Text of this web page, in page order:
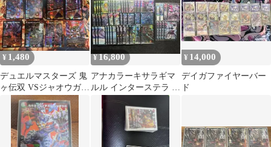
¥ 1,480
デュエルマスターズ 鬼
ヶ伝双 VSジャオウガ
その他 まとめ売り
¥16,800
アナカラーキサラギマ
ルル インターステラ ジ
ャオウガ デッキ アドバ
ンス
¥ 14,000
デイガファイヤーバー
ド